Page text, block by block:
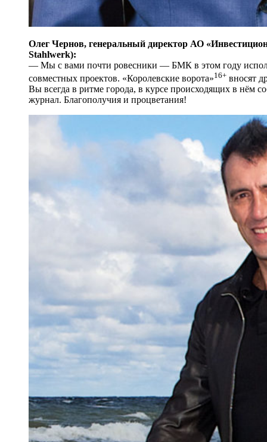
Олег Чернов, генеральный директор АО
Stahlwerk):
— Мы с вами почти ровесники — БМК в этом году
совместных проектов. «Королевские ворота»16+ вносят
Вы всегда в ритме города, в курсе происходящих в нём
журнал. Благополучия и процветания!